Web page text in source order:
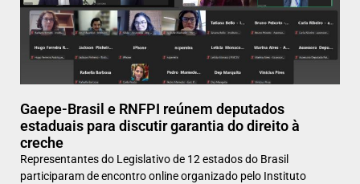
Gaepe-Brasil e RNFPI reúnem deputados
estaduais para discutir garantia do direito à
creche
Representantes do Legislativo de 12 estados do Brasil
participaram de encontro online organizado pelo Instituto